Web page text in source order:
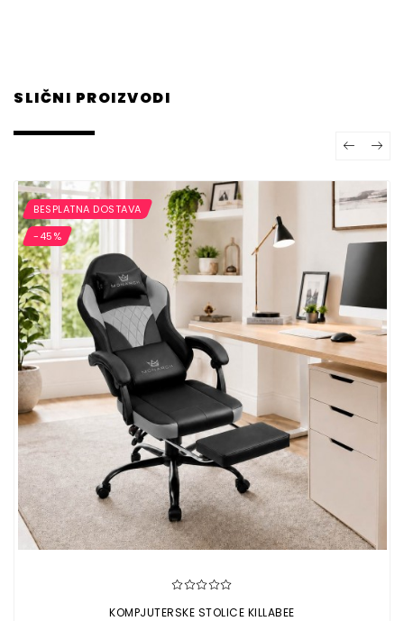
SLIČNI PROIZVODI
BESPLATNA DOSTAVA
-45%
KOMPJUTERSKE STOLICE KILLABEE